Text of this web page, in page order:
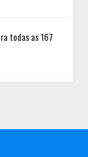
todas as 167